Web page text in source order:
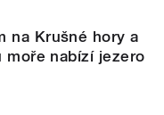
na Krušné hory a
moře nabízí jezero